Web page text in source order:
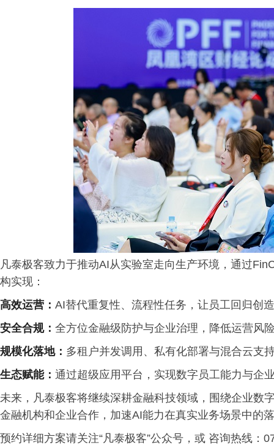
凡泰极客致力于推动AI从实验室走向生产环境，通过
构实现：
高效运营： AI替代重复性、流程性任务，让员工回归创
安全合规： 全方位金融级防护与企业治理，降低运营风
规模化落地： 多租户并发调用、私有化部署与混合云支
生态赋能： 通过超级应用平台，实现数字员工能力与企
未来，凡泰极客将继续深耕金融科技领域，围绕企业数
金融机构和企业合作，加速AI能力在真实业务场景中的
预约详细方案请关注“凡泰极客”公众号，或 咨询热线：